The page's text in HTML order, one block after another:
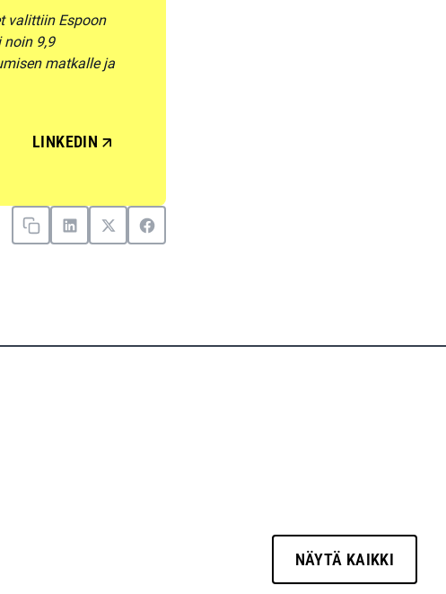
valittiin Espoon
9,9
matkalle ja
LINKEDIN
NÄYTÄ KAIKKI